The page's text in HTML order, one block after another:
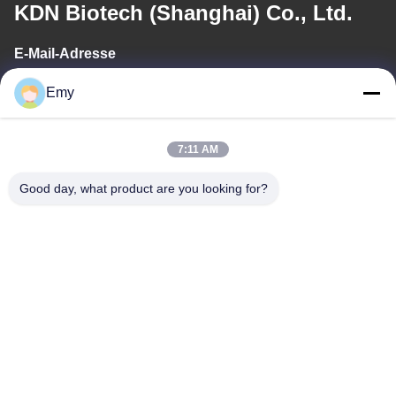
KDN Biotech (Shanghai) Co., Ltd.
E-Mail-Adresse
panxy@vlandgroup.com
Unsere Adresse
Emy
7:11 AM
Good day, what product are you looking for?